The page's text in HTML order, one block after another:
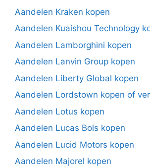
Aandelen Kraken kopen
Aandelen Kuaishou Technology
Aandelen Lamborghini kopen
Aandelen Lanvin Group kopen
Aandelen Liberty Global kopen
Aandelen Lordstown kopen of
Aandelen Lotus kopen
Aandelen Lucas Bols kopen
Aandelen Lucid Motors kopen
Aandelen Majorel kopen